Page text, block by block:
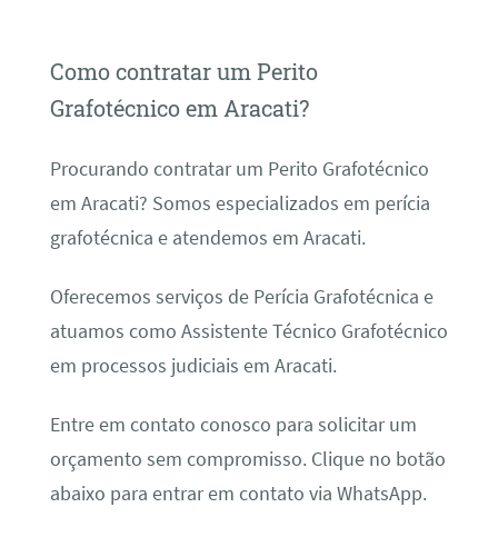
Como contratar um Perito
Grafotécnico em Aracati?
Procurando contratar um Perito Grafotécnico
em Aracati? Somos especializados em perícia
grafotécnica e atendemos em Aracati.
Oferecemos serviços de Perícia Grafotécnica e
atuamos como Assistente Técnico Grafotécnico
em processos judiciais em Aracati.
Entre em contato conosco para solicitar um
orçamento sem compromisso. Clique no botão
abaixo para entrar em contato via WhatsApp.